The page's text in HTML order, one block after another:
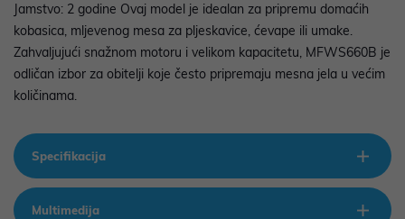
Jamstvo: 2 godine Ovaj model je idealan za pripremu domaćih
kobasica, mljevenog mesa za pljeskavice, ćevape ili umake.
Zahvaljujući snažnom motoru i velikom kapacitetu, MFWS660B je
odličan izbor za obitelji koje često pripremaju mesna jela u većim
količinama.
Specifikacija
Multimedija